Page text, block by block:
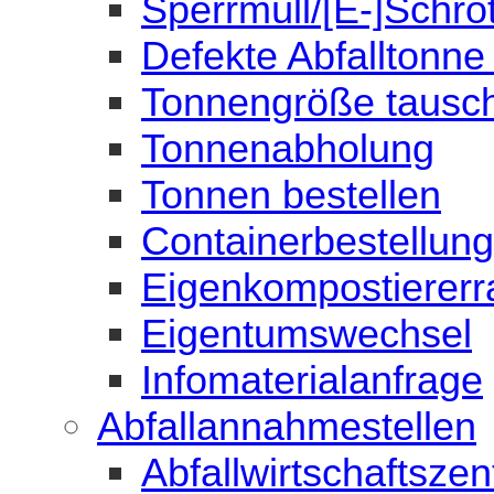
Sperrmüll/[E-
Defekte
Tonnengröße
Tonnenabholung
Tonnen bestellen
Containerbestellung
Eigentumswechsel
Infomaterialanfrage
Abfallannahmestellen